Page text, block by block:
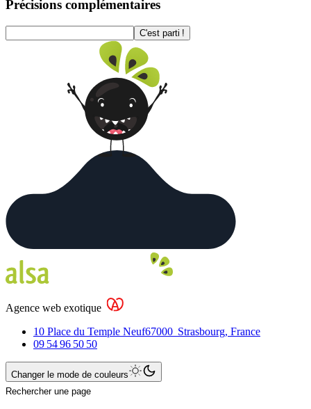
Précisions complémentaires
C'est parti !
Agence web exotique
10 Place du Temple Neuf67000 Strasbourg, France
09 54 96 50 50
Changer le mode de couleurs
Rechercher une page